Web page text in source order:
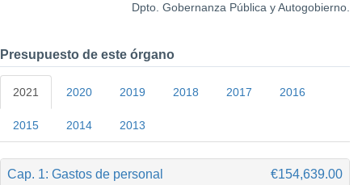
Dpto. Gobernanza Pública y Autogobierno.
Presupuesto de este órgano
2021 2020 2019 2018 2017 2016
2015 2014 2013
Cap. 1: Gastos de personal €154,639.00